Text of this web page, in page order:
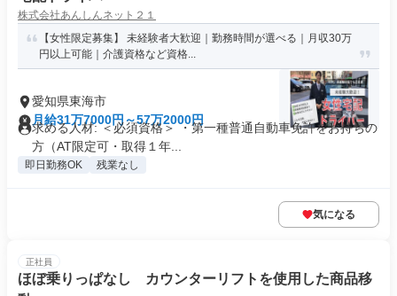
株式会社あんしんネット２１
【女性限定募集】 未経験者大歓迎｜勤務時間が選べる｜月収30万
円以上可能｜介護資格など資格...
愛知県東海市
月給31万7000円～57万2000円
求める人材: ＜必須資格＞ ・第一種普通自動車免許をお持ちの
方（AT限定可・取得１年...
即日勤務OK 残業なし
気になる
正社員
ほぼ乗りっぱなし カウンターリフトを使用した商品移